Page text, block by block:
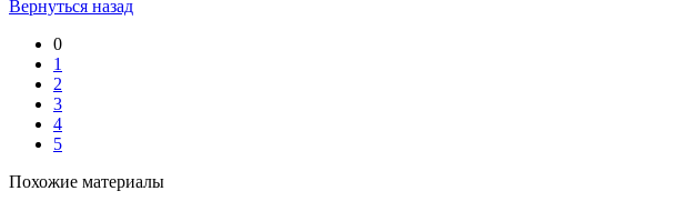
Вернуться назад
0
1
2
3
4
5
Похожие материалы